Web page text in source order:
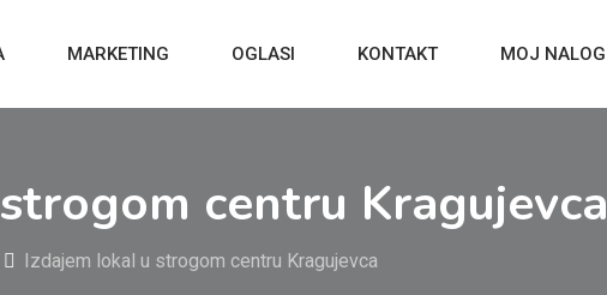
MARKETING OGLASI KONTAKT MOJ NALOG
centru Kragujevca
Izdajem lokal u strogom centru Kragujevca